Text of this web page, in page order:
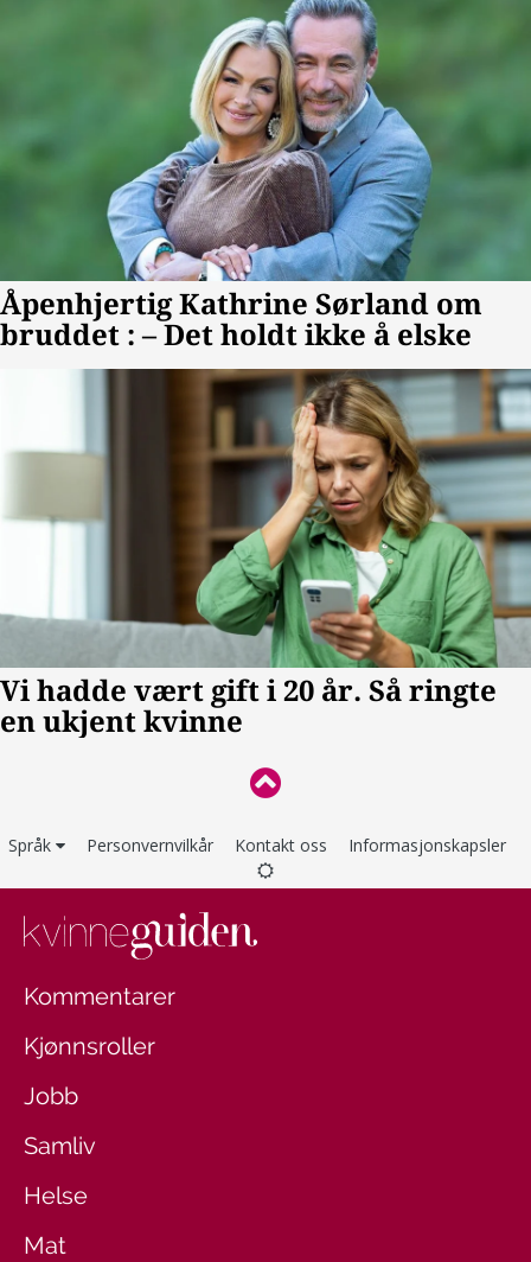
Språk Personvernvilkår Kontakt oss Informasjonskapsler
Kommentarer
Kjønnsroller
Jobb
Samliv
Helse
Mat